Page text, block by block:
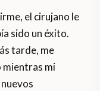
el cirujano le
sido un éxito.
tarde, me
mientras mi